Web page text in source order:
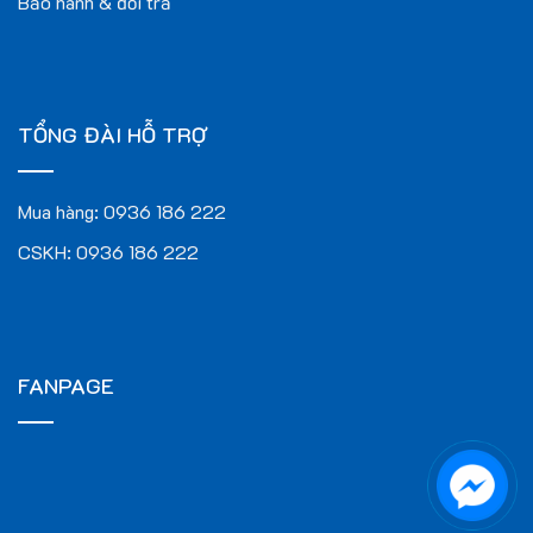
Khách sạn
: Tạo cảm giác sang trọng và thoải mái cho
khách hàng.
phục vụ.
Phòng hội nghị: Giúp giảm tiếng ồn và tạo không gian yên
Kết Luận
Thảm khách sạn VNC – KS09 là sự lựa chọn hoàn hảo cho
những ai đang tìm kiếm một sản phẩm thảm vừa đẹp mắt vừa
bền bỉ. Với nhiều lợi ích nổi bật và ứng dụng đa dạng, sản
TỔNG ĐÀI HỖ TRỢ
Mua hàng: 0936 186 222
CSKH: 0936 186 222
FANPAGE